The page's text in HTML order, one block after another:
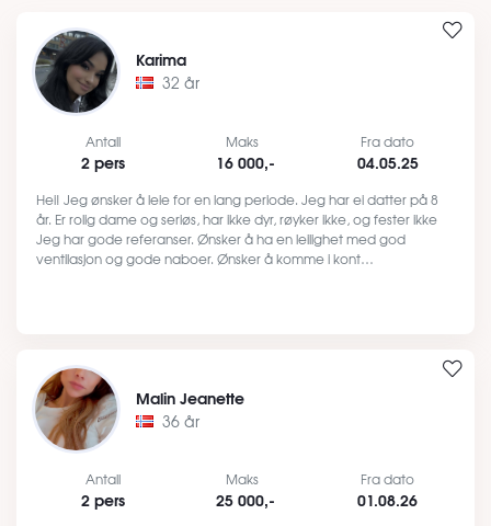
Karima
32 år
Antall
2 pers
Maks
16 000,-
Fra dato
04.05.25
Hei! Jeg ønsker å leie for en lang periode. Jeg har ei datter på 8
år. Er rolig dame og seriøs, har ikke dyr, røyker ikke, og fester ikke
Jeg har gode referanser. Ønsker å ha en leilighet med god
ventilasjon og gode naboer. Ønsker å komme i kont…
Malin Jeanette
36 år
Antall
2 pers
Maks
25 000,-
Fra dato
01.08.26